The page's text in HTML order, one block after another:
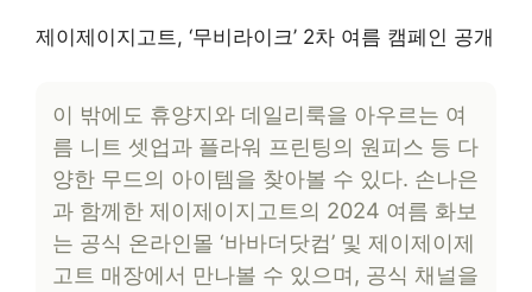
제이제이지고트, ‘무비라이크’ 2차 여름 캠페인 공개
이 밖에도 휴양지와 데일리룩을 아우르는 여
름 니트 셋업과 플라워 프린팅의 원피스 등 다
양한 무드의 아이템을 찾아볼 수 있다. 손나은
과 함께한 제이제이지고트의 2024 여름 화보
는 공식 온라인몰 ‘바바더닷컴’ 및 제이제이제
고트 매장에서 만나볼 수 있으며, 공식 채널을